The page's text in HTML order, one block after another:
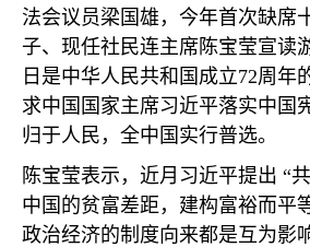
法会议员梁国雄，今年首次缺席
子、现任社民连主席陈宝莹宣读
日是中华人民共和国成立72周年
求中国国家主席习近平落实中国
归于人民，全中国实行普选。
陈宝莹表示，近月习近平提出 “
中国的贫富差距，建构富裕而平
政治经济的制度向来都是互为影